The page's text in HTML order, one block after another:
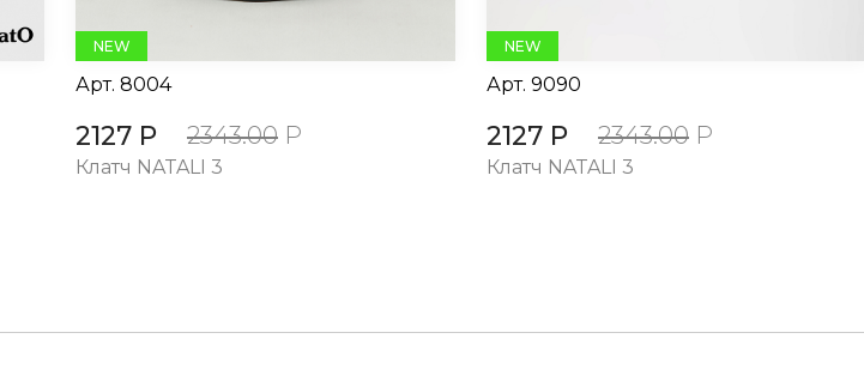
NEW
Арт. 8004
2127 Р 2343.00 Р
Клатч NATALI 3
NEW
Арт. 9090
2127 Р 2343.00 Р
Клатч NATALI 3